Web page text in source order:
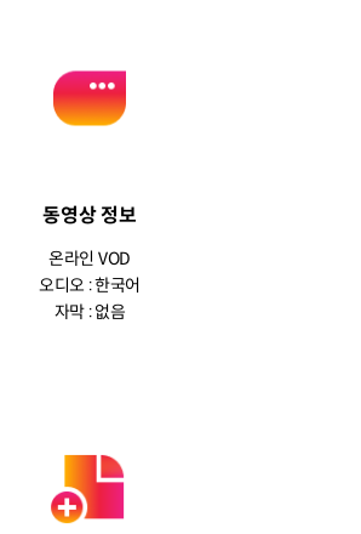
동영상 정보
온라인 VOD
오디오 : 한국어
자막 : 없음